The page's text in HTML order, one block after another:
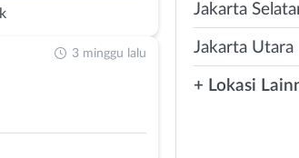
3 minggu lalu
Jakarta
Jakarta Utara
+ Lokasi